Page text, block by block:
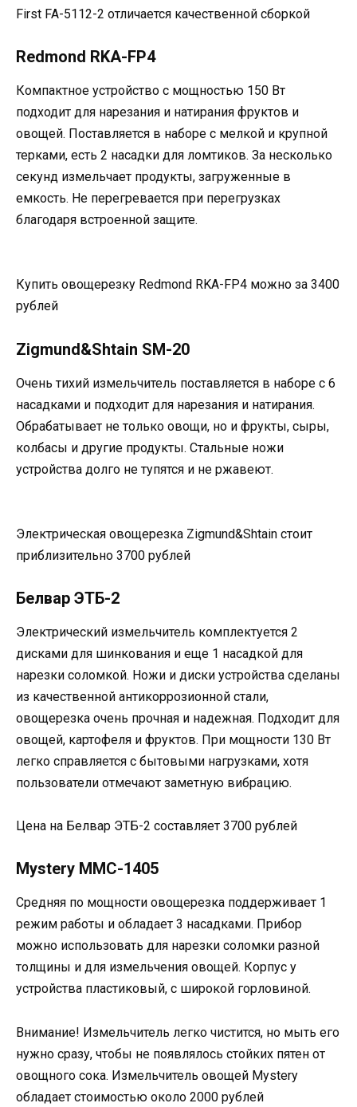
First FA-5112-2 отличается качественной сборкой
Redmond RKA-FP4
Компактное устройство с мощностью 150 Вт
подходит для нарезания и натирания фруктов и
овощей. Поставляется в наборе с мелкой и крупной
терками, есть 2 насадки для ломтиков. За несколько
секунд измельчает продукты, загруженные в
емкость. Не перегревается при перегрузках
благодаря встроенной защите.
Купить овощерезку Redmond RKA-FP4 можно за 3400
рублей
Zigmund&Shtain SM-20
Очень тихий измельчитель поставляется в наборе с 6
насадками и подходит для нарезания и натирания.
Обрабатывает не только овощи, но и фрукты, сыры,
колбасы и другие продукты. Стальные ножи
устройства долго не тупятся и не ржавеют.
Электрическая овощерезка Zigmund&Shtain стоит
приблизительно 3700 рублей
Белвар ЭТБ-2
Электрический измельчитель комплектуется 2
дисками для шинкования и еще 1 насадкой для
нарезки соломкой. Ножи и диски устройства сделаны
из качественной антикоррозионной стали,
овощерезка очень прочная и надежная. Подходит для
овощей, картофеля и фруктов. При мощности 130 Вт
легко справляется с бытовыми нагрузками, хотя
пользователи отмечают заметную вибрацию.
Цена на Белвар ЭТБ-2 составляет 3700 рублей
Mystery MMC-1405
Средняя по мощности овощерезка поддерживает 1
режим работы и обладает 3 насадками. Прибор
можно использовать для нарезки соломки разной
толщины и для измельчения овощей. Корпус у
устройства пластиковый, с широкой горловиной.
Внимание! Измельчитель легко чистится, но мыть его
нужно сразу, чтобы не появлялось стойких пятен от
овощного сока. Измельчитель овощей Mystery
обладает стоимостью около 2000 рублей